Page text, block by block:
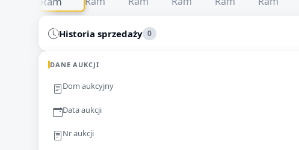
Historia sprzedaży 0
DANE AUKCJI
Dom aukcyjny
Data aukcji
Nr aukcji